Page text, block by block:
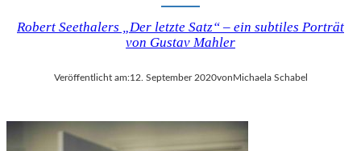
Robert Seethalers „Der letzte Satz“ – ein subtiles Porträt
von Gustav Mahler
Veröffentlicht am:12. September 2020vonMichaela Schabel